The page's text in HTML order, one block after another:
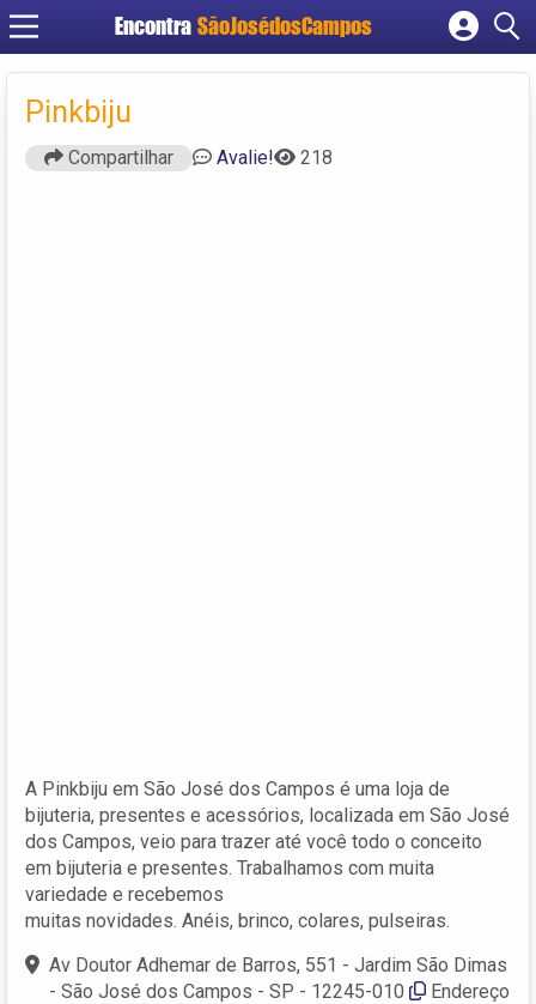
Encontra SãoJosédosCampos
Cadastrar empresa
Pinkbiju
Compartilhar Avalie! 218
A Pinkbiju em São José dos Campos é uma loja de
bijuteria, presentes e acessórios, localizada em São José
dos Campos, veio para trazer até você todo o conceito
em bijuteria e presentes. Trabalhamos com muita
variedade e recebemos
muitas novidades. Anéis, brinco, colares, pulseiras.
Av Doutor Adhemar de Barros, 551 - Jardim São Dimas
- São José dos Campos - SP - 12245-010
Endereço